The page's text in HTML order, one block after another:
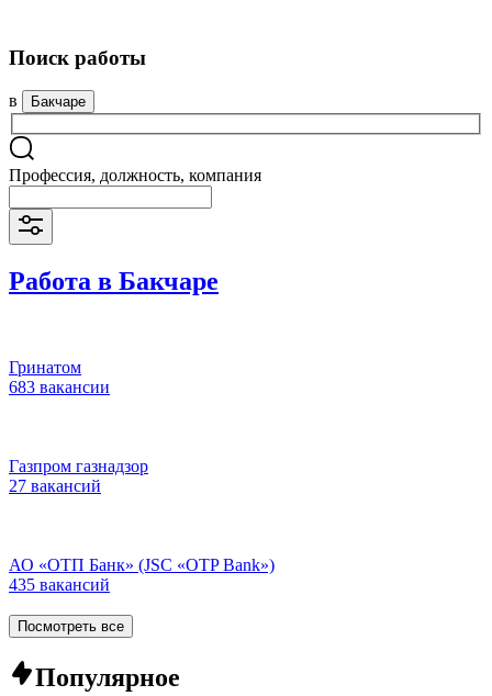
Поиск работы
в Бакчаре
Профессия, должность, компания
Работа в Бакчаре
Гринатом
683 вакансии
Газпром газнадзор
27 вакансий
АО «ОТП Банк» (JSC «OTP Bank»)
435 вакансий
Посмотреть все
Популярное